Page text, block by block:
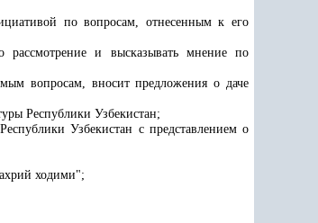
по вопросам, отнесенным к его
рассмотрение и высказывать мнение по
вопросам, вносит предложения о даче
Республики Узбекистан;
Узбекистан с представлением о
ходими";